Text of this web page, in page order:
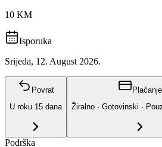
10 KM
Isporuka
Srijeda, 12. August 2026.
Povrat
U roku 15 dana
Plaćanje
Žiralno · Gotovinski ·
Podrška